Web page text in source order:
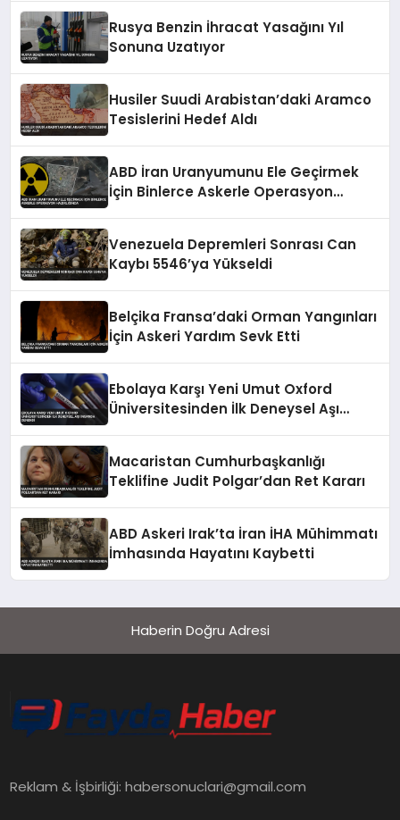
Rusya Benzin İhracat Yasağını Yıl
Sonuna Uzatıyor
Husiler Suudi Arabistan’daki Aramco
Tesislerini Hedef Aldı
ABD İran Uranyumunu Ele Geçirmek
İçin Binlerce Askerle Operasyon
Venezuela Depremleri Sonrası Can
Kaybı 5546’ya Yükseldi
Belçika Fransa’daki Orman Yangınları
İçin Askeri Yardım Sevk Etti
Ebolaya Karşı Yeni Umut Oxford
Üniversitesinden İlk Deneysel Aşı
Macaristan Cumhurbaşkanlığı
Teklifine Judit Polgar’dan Ret Kararı
ABD Askeri Irak’ta İran İHA Mühimmatı
İmhasında Hayatını Kaybetti
Haberin Doğru Adresi
Reklam & İşbirliği:habersonuclari@gmail.com